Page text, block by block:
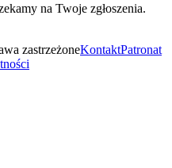
na Twoje zgłoszenia.
zastrzeżoneKontaktPatronat